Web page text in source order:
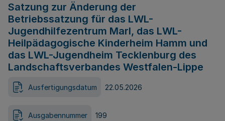
Satzung zur Änderung der
Betriebssatzung für das LWL-
Jugendhilfezentrum Marl, das LWL-
Heilpädagogische Kinderheim Hamm und
das LWL-Jugendheim Tecklenburg des
Landschaftsverbandes Westfalen-Lippe
Ausfertigungsdatum 22.05.2026
Ausgabennummer 199